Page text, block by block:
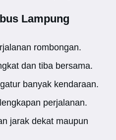
Lampung
rombongan.
dan tiba bersama.
banyak kendaraan.
perjalanan.
jarak dekat maupun